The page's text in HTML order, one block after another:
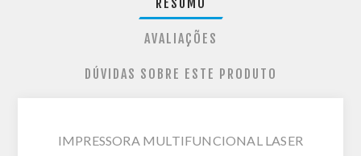
AVALIAÇÕES
DÚVIDAS SOBRE ESTE PRODUTO
IMPRESSORA MULTIFUNCIONAL LASER